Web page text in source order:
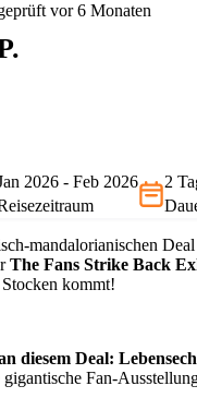
vor 6 Monaten
2026 - Feb 2026
2
mandalorianischen
The Fans Strike Back
kommt!
diesem Deal:
Fan-